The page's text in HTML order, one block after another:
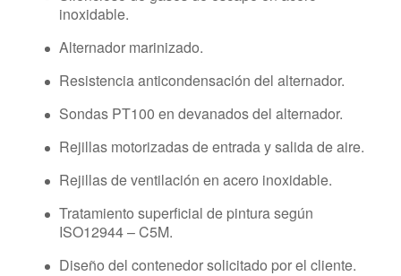
inoxidable.
Alternador marinizado.
Resistencia anticondensación del alternador.
Sondas PT100 en devanados del alternador.
Rejillas motorizadas de entrada y salida de aire.
Rejillas de ventilación en acero inoxidable.
Tratamiento superficial de pintura según
ISO12944 – C5M.
Diseño del contenedor solicitado por el cliente.